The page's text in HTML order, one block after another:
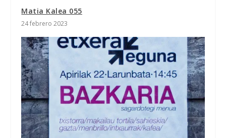
Matia Kalea 055
24 febrero 2023